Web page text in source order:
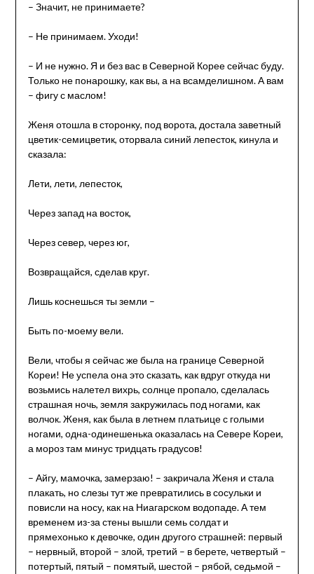
– Значит, не принимаете?
– Не принимаем. Уходи!
– И не нужно. Я и без вас в Северной Корее сейчас буду.
Только не понарошку, как вы, а на всамделишном. А вам
– фигу с маслом!
Женя отошла в сторонку, под ворота, достала заветный
цветик-семицветик, оторвала синий лепесток, кинула и
сказала:
Лети, лети, лепесток,
Через запад на восток,
Через север, через юг,
Возвращайся, сделав круг.
Лишь коснешься ты земли –
Быть по-моему вели.
Вели, чтобы я сейчас же была на границе Северной
Кореи! Не успела она это сказать, как вдруг откуда ни
возьмись налетел вихрь, солнце пропало, сделалась
страшная ночь, земля закружилась под ногами, как
волчок. Женя, как была в летнем платьице с голыми
ногами, одна-одинешенька оказалась на Севере Кореи,
а мороз там минус тридцать градусов!
– Айгу, мамочка, замерзаю! – закричала Женя и стала
плакать, но слезы тут же превратились в сосульки и
повисли на носу, как на Ниагарском водопаде. А тем
временем из-за стены вышли семь солдат и
прямехонько к девочке, один другого страшней: первый
– нервный, второй – злой, третий – в берете, четвертый –
потертый, пятый – помятый, шестой – рябой, седьмой –